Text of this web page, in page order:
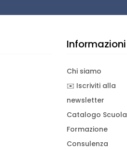
Informazioni
Chi siamo
✉️ Iscriviti alla
newsletter
Catalogo Scuola
Formazione
Consulenza